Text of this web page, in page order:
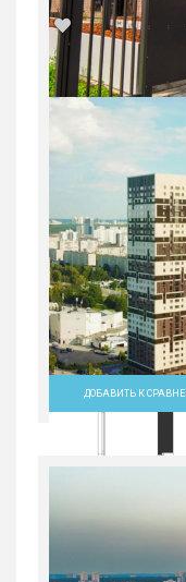
1-комн.
Россия,
Екатеринбург
7 096 500
1 31/
ДОБАВИТЬ К